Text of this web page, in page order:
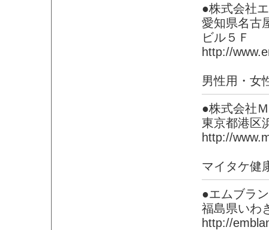
●株式会社
愛知県名古
ビル５Ｆ
http://
男性用・女
●株式会社
東京都港区
http://
マイタケ健
●エムブラ
福島県いわ
http://